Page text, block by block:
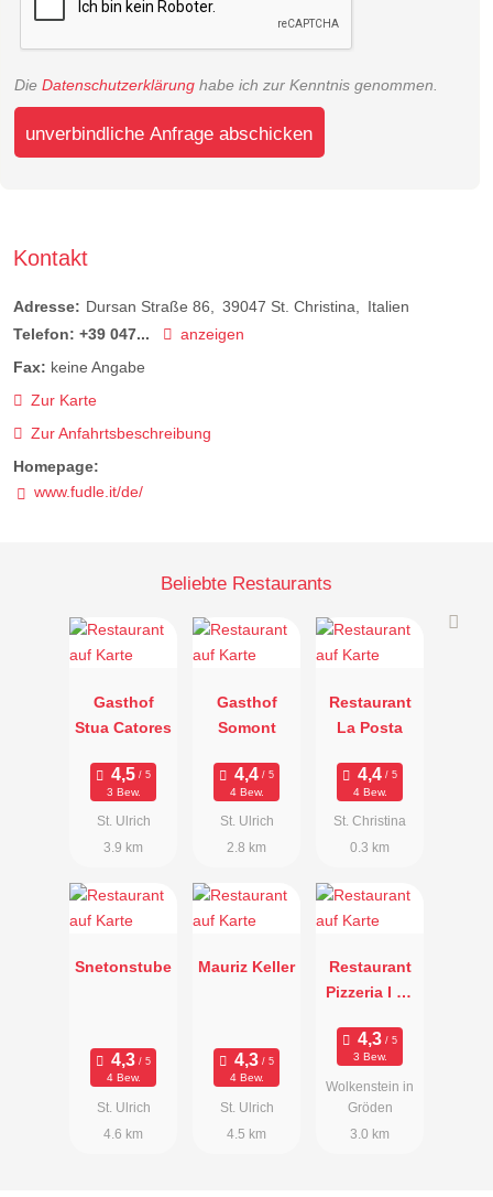
Die Datenschutzerklärung habe ich zur Kenntnis genommen.
unverbindliche Anfrage abschicken
Kontakt
Adresse: Dursan Straße 86 39047 St. Christina
Italien
Telefon: +39 047...
anzeigen
Fax: keine Angabe
Zur Karte
Zur Anfahrtsbeschreibung
Homepage:
www.fudle.it/de/
Beliebte Restaurants
Gasthof
Stua Catores
3 Bew.
St. Ulrich
3.9 km
Gasthof
Somont
4 Bew.
St. Ulrich
2.8 km
Restaurant
La Posta
4 Bew.
St. Christina
0.3 km
Snetonstube
4 Bew.
St. Ulrich
4.6 km
Mauriz Keller
4 Bew.
St. Ulrich
4.5 km
Restaurant
Pizzeria I La
3 Bew.
Wolkenstein in
Gröden
3.0 km